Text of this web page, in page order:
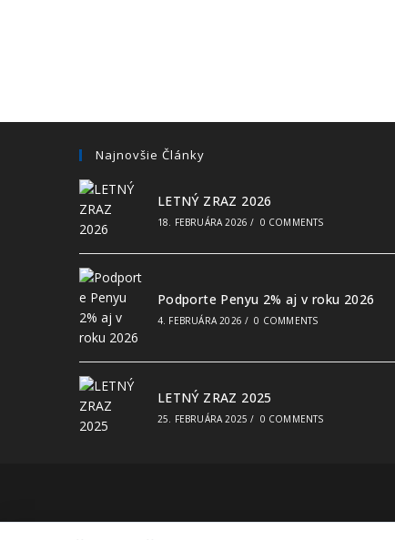
Najnovšie Články
LETNÝ ZRAZ 2026
18. FEBRUÁRA 2026 / 0 COMMENTS
Podporte Penyu 2% aj v roku 2026
4. FEBRUÁRA 2026 / 0 COMMENTS
LETNÝ ZRAZ 2025
25. FEBRUÁRA 2025 / 0 COMMENTS